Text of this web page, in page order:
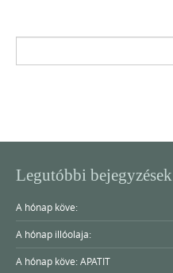
Legutóbbi bejegyzések
A hónap köve:
A hónap illóolaja:
A hónap köve: APATIT